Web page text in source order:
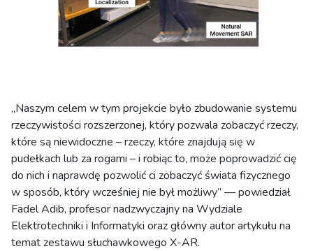
„Naszym celem w tym projekcie było zbudowanie systemu
rzeczywistości rozszerzonej, który pozwala zobaczyć rzeczy,
które są niewidoczne – rzeczy, które znajdują się w
pudełkach lub za rogami – i robiąc to, może poprowadzić cię
do nich i naprawdę pozwolić ci zobaczyć świata fizycznego
w sposób, który wcześniej nie był możliwy” — powiedział
Fadel Adib, profesor nadzwyczajny na Wydziale
Elektrotechniki i Informatyki oraz główny autor artykułu na
temat zestawu słuchawkowego X-AR.